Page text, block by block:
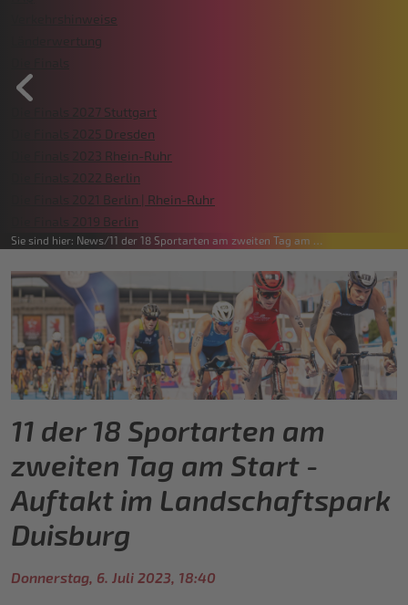
Verkehrshinweise
Länderwertung
Die Finals 2027 Stuttgart
Die Finals 2025 Dresden
Die Finals 2023 Rhein-Ruhr
Die Finals 2022 Berlin
Die Finals 2021 Berlin | Rhein-Ruhr
Die Finals 2019 Berlin
Sie sind hier: News 11 der 18 Sportarten am zweiten Tag am …
11 der 18 Sportarten am
zweiten Tag am Start -
Auftakt im Landschaftspark
Duisburg
Donnerstag, 6. Juli 2023, 18:40